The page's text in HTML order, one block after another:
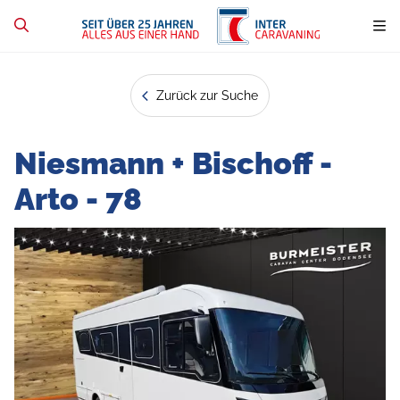
Zurück zur Suche
Niesmann + Bischoff -
Arto - 78